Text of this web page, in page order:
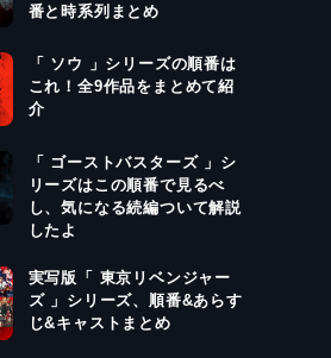
番と時系列まとめ
「 ソウ 」シリーズの順番は
これ！全9作品をまとめて紹
介
「 ゴーストバスターズ 」シ
リーズはこの順番で見るべ
し、気になる続編ついて解説
したよ
実写版「 東京リベンジャー
ズ 」シリーズ、順番&あらす
じ&キャストまとめ